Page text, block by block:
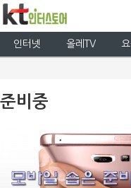
인터넷 올레TV
준비중